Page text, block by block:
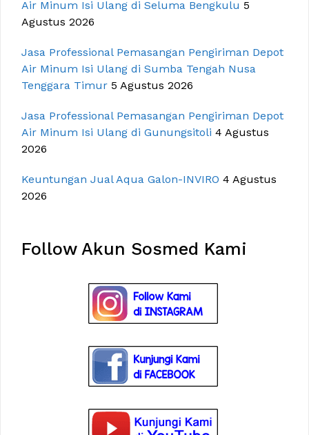
Air Minum Isi Ulang di Seluma Bengkulu 5
Agustus 2026
Jasa Professional Pemasangan Pengiriman Depot
Air Minum Isi Ulang di Sumba Tengah Nusa
Tenggara Timur 5 Agustus 2026
Jasa Professional Pemasangan Pengiriman Depot
Air Minum Isi Ulang di Gunungsitoli 4 Agustus
2026
Keuntungan Jual Aqua Galon-INVIRO 4 Agustus
2026
Follow Akun Sosmed Kami